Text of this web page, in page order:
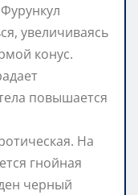
увеличиваясь
конус.
повышается
На
гнойная
черный